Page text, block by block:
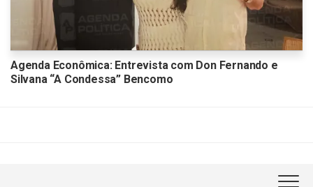
Agenda Econômica: Entrevista com Don Fernando e
Silvana “A Condessa” Bencomo